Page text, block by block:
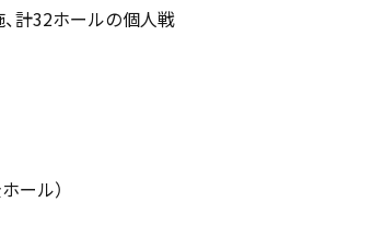
計32ホールの個人戦
ール）